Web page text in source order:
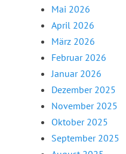
Mai 2026
April 2026
März 2026
Februar 2026
Januar 2026
Dezember 2025
November 2025
Oktober 2025
September 2025